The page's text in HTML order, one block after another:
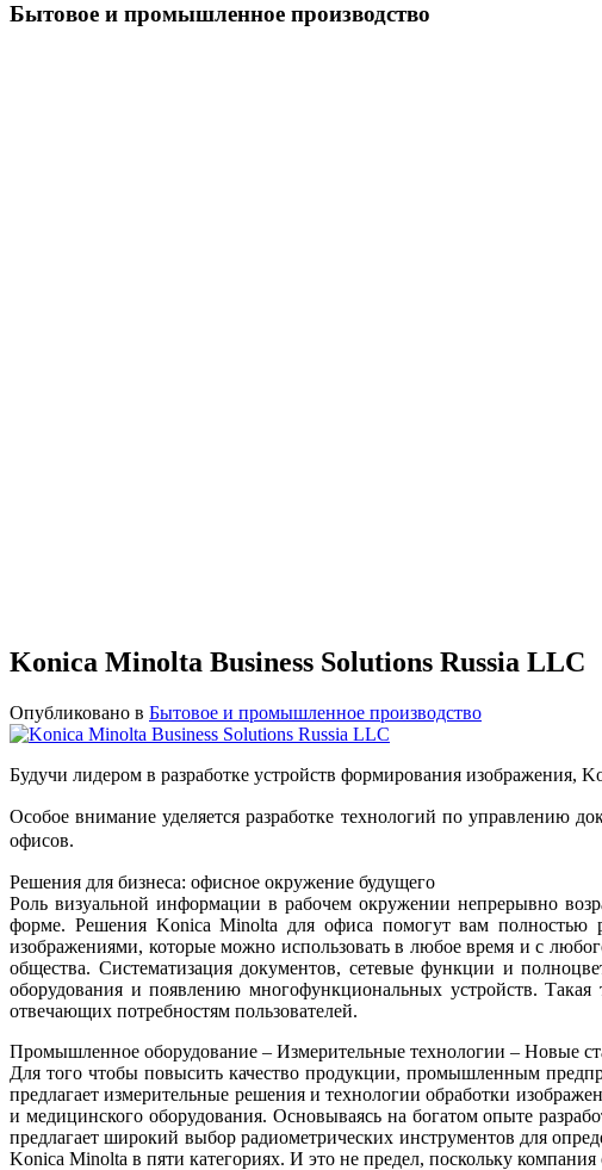
Бытовое и промышленное производство
Konica Minolta Business Solutions Russia LLC
Опубликовано в Бытовое и промышленное производство
Будучи лидером в разработке устройств формирования изображения,
Особое внимание уделяется разработке технологий по управлению
офисов.
Решения для бизнеса: офисное окружение будущего
Роль визуальной информации в рабочем окружении непрерывно
форме. Решения Konica Minolta для офиса помогут вам полностью
изображениями, которые можно использовать в любое время и с
общества. Систематизация документов, сетевые функции и
оборудования и появлению многофункциональных устройств.
отвечающих потребностям пользователей.
Промышленное оборудование – Измерительные технологии – Новые
Для того чтобы повысить качество продукции, промышленным
предлагает измерительные решения и технологии обработки
и медицинского оборудования. Основываясь на богатом опыте
предлагает широкий выбор радиометрических инструментов для
Konica Minolta в пяти категориях. И это не предел, поскольку